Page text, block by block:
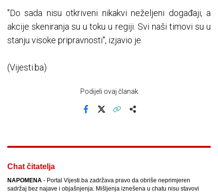
"Do sada nisu otkriveni nikakvi neželjeni događaji, a
akcije skeniranja su u toku u regiji. Svi naši timovi su u
stanju visoke pripravnosti", izjavio je.
(Vijesti.ba)
Podijeli ovaj članak
Chat čitatelja
NAPOMENA - Portal Vijesti.ba zadržava pravo da obriše neprimjeren
sadržaj bez najave i objašnjenja. Mišljenja iznešena u chatu nisu stavovi